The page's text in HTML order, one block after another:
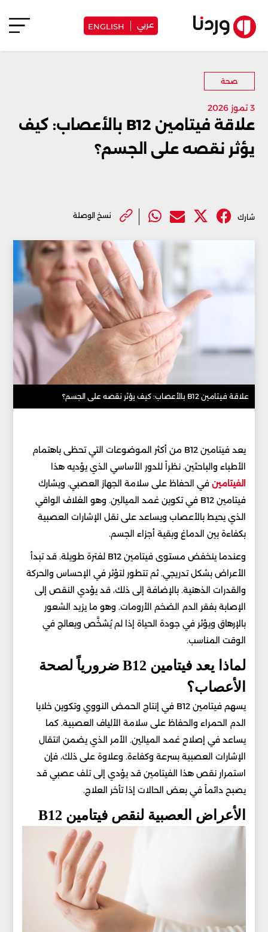
عربي ENGLISH
صحة
3 تموز 2026
علاقة فيتامين B12 بالأعصاب: كيف
يؤثر نقصه على الجسم؟
شارك نسخ الوصلة
علاقة فيتامين B12 بالأعصاب: كيف يؤثر نقصه على الجسم؟
يعد فيتامين B12 من أكثر الموضوعات التي تحظى باهتمام
الأطباء والباحثين. نظراً للدور الأساسي الذي يؤديه هذا
الفيتامين في الحفاظ على سلامة الجهاز العصبي. ويشارك
فيتامين B12 في تكوين غمد الميالين. وهو الغلاف الواقي
الذي يحيط بالأعصاب ويساعد على نقل الإشارات العصبية
بكفاءة بين الدماغ وبقية أجزاء الجسم.
وعندما ينخفض مستوى فيتامين B12 لفترة طويلة. قد تبدأ
الأعراض بشكل تدريجي. ثم تتطور لتؤثر في الإحساس والحركة
والقدرات الذهنية. بالإضافة إلى ذلك، قد يؤدي النقص إلى
الإصابة بفقر الدم الضخم الأرومات. وهو ما يزيد الشعور
بالإرهاق ويؤثر في جودة الحياة إذا لم يُشخَّص ويعالج في
الوقت المناسب.
لماذا يعد فيتامين B12 ضرورياً لصحة
الأعصاب؟
يسهم فيتامين B12 في إنتاج الحمض النووي وتكوين خلايا
الدم الحمراء والحفاظ على سلامة الألياف العصبية. كما
يساعد في إصلاح غمد الميالين. الأمر الذي يضمن انتقال
الإشارات العصبية بسرعة وكفاءة. وعلاوة على ذلك، فإن
استمرار نقص هذا الفيتامين قد يؤدي إلى تلف عصبي قد
يصبح دائماً في بعض الحالات إذا تأخر العلاج.
الأعراض العصبية لنقص فيتامين B12